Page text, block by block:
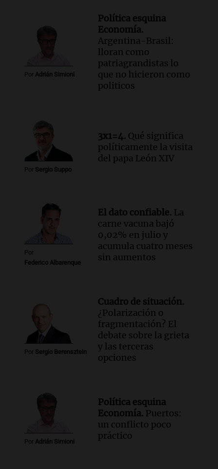
fentanilo: la justicia avanza tras
muertes de 90 personas
Noticias
Audio.Alertas meteorológicas en
Argentina: lluvias, tormentas y ráfagas
de viento fuertes en varias provincias
Por Adrián Simioni
Política esquina
Economía.
Argentina-Brasil:
lloran como
patriagrandistas lo
que no hicieron como
politicos
Por Sergio Suppo
3x1=4. Qué significa
políticamente la visita
del papa León XIV
Por
Federico Albarenque
El dato confiable. La
carne vacuna bajó
0,02% en julio y
acumula cuatro meses
sin aumentos
Por Sergio Berensztein
Cuadro de situación.
¿Polarización o
fragmentación? El
debate sobre la grieta
y las terceras
opciones
Por Adrián Simioni
Política esquina
Economía. Puertos:
un conflicto poco
práctico